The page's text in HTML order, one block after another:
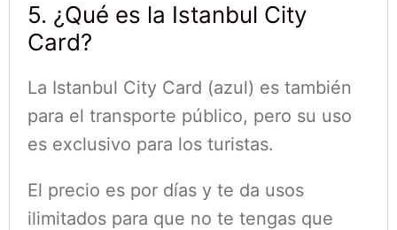
5. ¿Qué es la Istanbul City
Card?
La Istanbul City Card (azul) es también
para el transporte público, pero su uso
es exclusivo para los turistas.
El precio es por días y te da usos
ilimitados para que no te tengas que